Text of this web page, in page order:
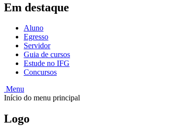
Em destaque
Aluno
Egresso
Servidor
Guia de cursos
Estude no IFG
Concursos
Menu
Início do menu principal
Logo